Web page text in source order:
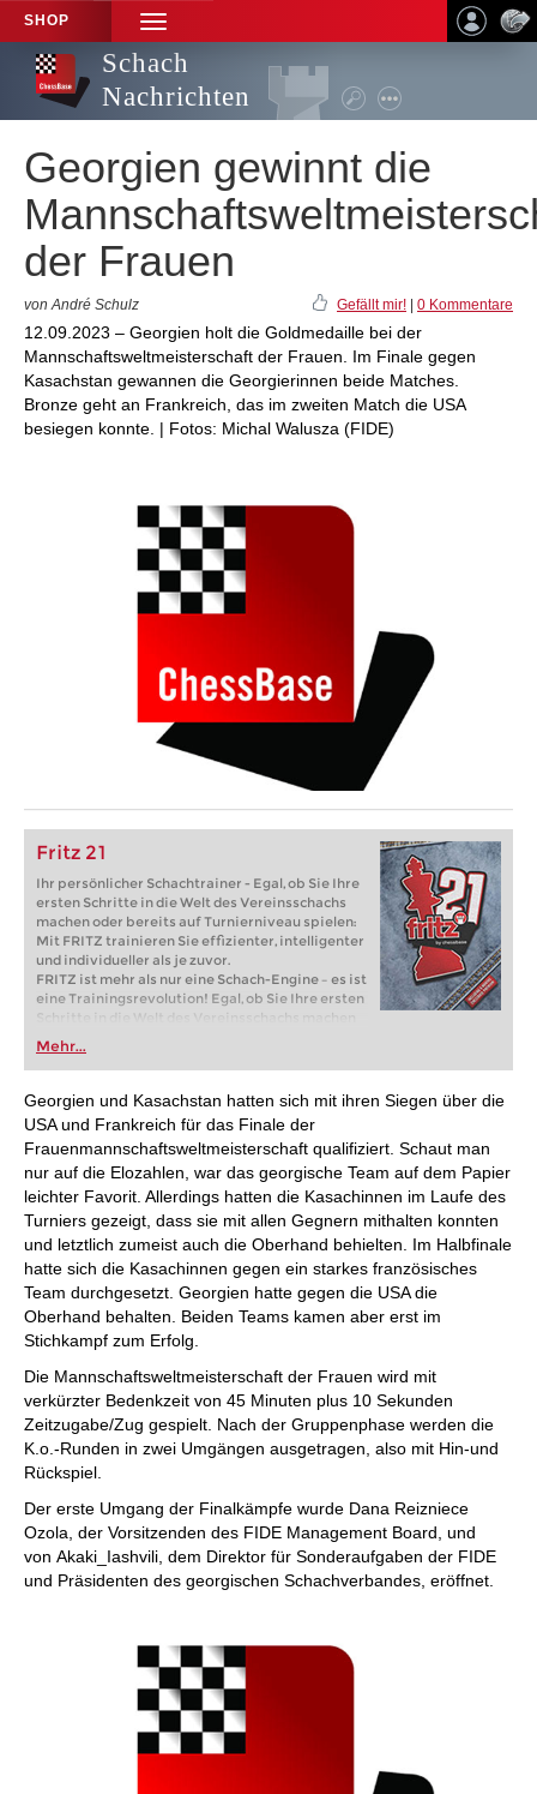
SHOP
TOGGLE
NAVIGATION
Schach
Nachrichten
Georgien gewinnt die
der Frauen
von André Schulz Gefällt mir! 0 Kommentare
12.09.2023 – Georgien holt die Goldmedaille bei der
Mannschaftsweltmeisterschaft der Frauen. Im Finale gegen
Kasachstan gewannen die Georgierinnen beide Matches.
Bronze geht an Frankreich, das im zweiten Match die USA
besiegen konnte. | Fotos: Michal Walusza (FIDE)
Fritz 21
Ihr persönlicher Schachtrainer - Egal, ob Sie Ihre
ersten Schritte in die Welt des Vereinsschachs
machen oder bereits auf Turnierniveau spielen:
Mit FRITZ trainieren Sie effizienter, intelligenter
und individueller als je zuvor.
FRITZ ist mehr als nur eine Schach-Engine – es ist
eine Trainingsrevolution! Egal, ob Sie Ihre ersten
Schritte in die Welt des Vereinsschachs machen
oder bereits auf Turnierniveau spielen: Mit
FRITZ trainieren Sie effizienter, intelligenter und
individueller als je zuvor.
Mehr...
Georgien und Kasachstan hatten sich mit ihren Siegen über die
USA und Frankreich für das Finale der
Frauenmannschaftsweltmeisterschaft qualifiziert. Schaut man
nur auf die Elozahlen, war das georgische Team auf dem Papier
leichter Favorit. Allerdings hatten die Kasachinnen im Laufe des
Turniers gezeigt, dass sie mit allen Gegnern mithalten konnten
und letztlich zumeist auch die Oberhand behielten. Im Halbfinale
hatte sich die Kasachinnen gegen ein starkes französisches
Team durchgesetzt. Georgien hatte gegen die USA die
Oberhand behalten. Beiden Teams kamen aber erst im
Stichkampf zum Erfolg.
Die Mannschaftsweltmeisterschaft der Frauen wird mit
verkürzter Bedenkzeit von 45 Minuten plus 10 Sekunden
Zeitzugabe/Zug gespielt. Nach der Gruppenphase werden die
K.o.-Runden in zwei Umgängen ausgetragen, also mit Hin-und
Rückspiel.
Der erste Umgang der Finalkämpfe wurde Dana Reizniece
Ozola, der Vorsitzenden des FIDE Management Board, und
von Akaki_Iashvili, dem Direktor für Sonderaufgaben der FIDE
und Präsidenten des georgischen Schachverbandes, eröffnet.